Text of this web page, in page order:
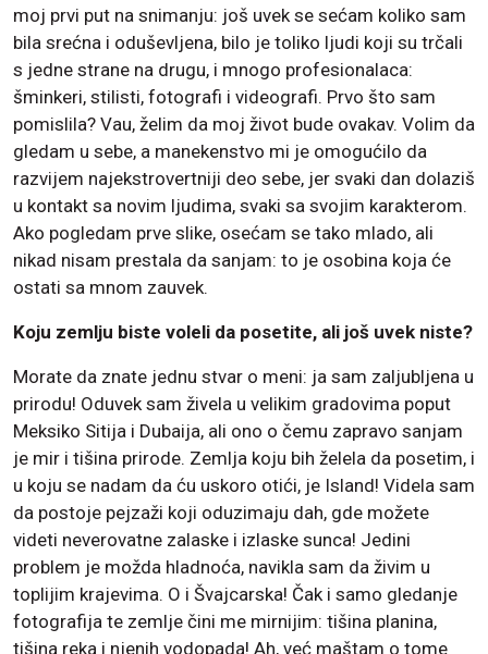
moj prvi put na snimanju: još uvek se sećam koliko sam
bila srećna i oduševljena, bilo je toliko ljudi koji su trčali
s jedne strane na drugu, i mnogo profesionalaca:
šminkeri, stilisti, fotografi i videografi. Prvo što sam
pomislila? Vau, želim da moj život bude ovakav. Volim da
gledam u sebe, a manekenstvo mi je omogućilo da
razvijem najekstrovertniji deo sebe, jer svaki dan dolaziš
u kontakt sa novim ljudima, svaki sa svojim karakterom.
Ako pogledam prve slike, osećam se tako mlado, ali
nikad nisam prestala da sanjam: to je osobina koja će
ostati sa mnom zauvek.
Koju zemlju biste voleli da posetite, ali još uvek niste?
Morate da znate jednu stvar o meni: ja sam zaljubljena u
prirodu! Oduvek sam živela u velikim gradovima poput
Meksiko Sitija i Dubaija, ali ono o čemu zapravo sanjam
je mir i tišina prirode. Zemlja koju bih želela da posetim, i
u koju se nadam da ću uskoro otići, je Island! Videla sam
da postoje pejzaži koji oduzimaju dah, gde možete
videti neverovatne zalaske i izlaske sunca! Jedini
problem je možda hladnoća, navikla sam da živim u
toplijim krajevima. O i Švajcarska! Čak i samo gledanje
fotografija te zemlje čini me mirnijim: tišina planina,
tišina reka i njenih vodopada! Ah, već maštam o tome